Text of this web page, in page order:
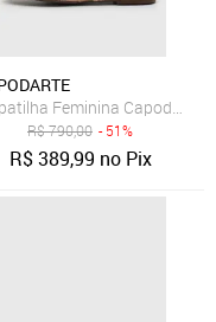
Feminina Capodarte
R$790,00 - 51%
R$389,99 no Pix